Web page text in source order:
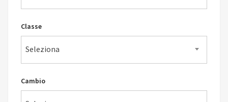
Classe
Seleziona
Cambio